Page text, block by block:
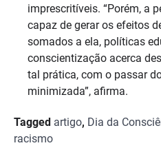
imprescritíveis. “Porém, a
capaz de gerar os efeitos
somados a ela, políticas
conscientização acerca
tal prática, com o passar
minimizada”, afirma.
Tagged artigo, Dia da
racismo